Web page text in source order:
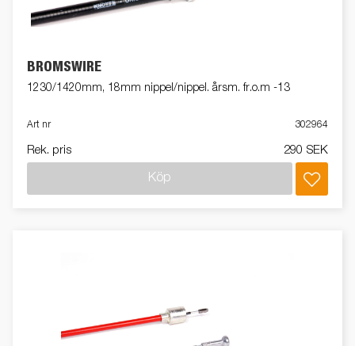
BROMSWIRE
1230/1420mm, 18mm nippel/nippel. årsm. fr.o.m -13
Art nr 302964
Rek. pris 290 SEK
Köp